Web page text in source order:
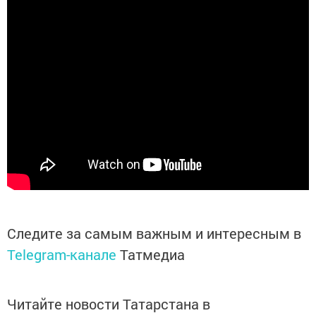
Следите за самым важным и интересным в
Telegram-канале Татмедиа
Читайте новости Татарстана в